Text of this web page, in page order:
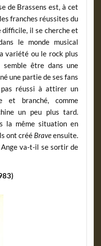
de Brassens est, à cet
franches réussites du
difficile, il se cherche et
le monde musical
variété ou le rock plus
semble être dans une
une partie de ses fans
réussi à attirer un
et branché, comme
un peu plus tard.
la même situation en
ont créé Braveensuite.
Ange va-t-il se sortir de